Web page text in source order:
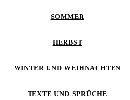
SOMMER
HERBST
WINTER UND WEIHNACHTEN
TEXTE UND SPRÜCHE